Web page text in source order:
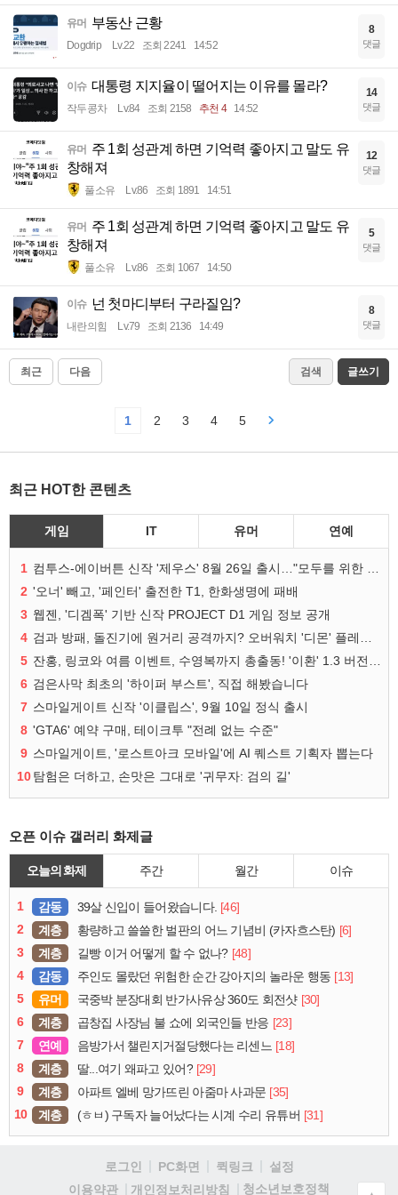
유머 부동산 근황
Dogdrip Lv.22 조회 2241 14:52
8
댓글
이슈 대통령 지지율이 떨어지는 이유를 몰라?
작두콩차 Lv.84 조회 2158 추천 4 14:52
14
댓글
유머 주 1회 성관계 하면 기억력 좋아지고 말도 유
창해져
풀소유 Lv.86 조회 1891 14:51
12
댓글
유머 주 1회 성관계 하면 기억력 좋아지고 말도 유
창해져
풀소유 Lv.86 조회 1067 14:50
5
댓글
이슈 넌 첫마디부터 구라질임?
내란의힘 Lv.79 조회 2136 14:49
8
댓글
최근 다음 검색 글쓰기
1 2 3 4 5
최근 HOT한 콘텐츠
게임 IT 유머 연예
1
2 '오너' 빼고, '페인터' 출전한 T1, 한화생명에 패배
3 웹젠, '디겜폭' 기반 신작 PROJECT D1 게임 정보 공개
4
5
6 검은사막 최초의 '하이퍼 부스트', 직접 해봤습니다
7 스마일게이트 신작 '이클립스', 9월 10일 정식 출시
8 'GTA6' 예약 구매, 테이크투 "전례 없는 수준"
9 스마일게이트, '로스트아크 모바일'에 AI 퀘스트 기획자 뽑는다
10탐험은 더하고, 손맛은 그대로 '귀무자: 검의 길'
오픈 이슈 갤러리 화제글
오늘의 화제 주간 월간 이슈
1 감동 39살 신입이 들어왔습니다. [46]
2
계층 황량하고 쓸쓸한 벌판의 어느 기념비 (카자흐스탄) [6]
3
계층 길빵 이거 어떻게 할 수 없나? [48]
4
감동 주인도 몰랐던 위험한 순간 강아지의 놀라운 행동 [13]
5
유머 국중박 분장대회 반가사유상 360도 회전샷 [30]
6
계층 곱창집 사장님 불 쇼에 외국인들 반응 [23]
7
연예 음방가서 챌린지거절당했다는 리센느 [18]
8
계층 딸...여기 왜파고 있어? [29]
9
계층 아파트 엘베 망가뜨린 아줌마 사과문 [35]
10
계층 (ㅎㅂ) 구독자 늘어났다는 시계 수리 유튜버 [31]
로그인 PC화면 퀵링크
설정
이용약관
개인정보처리방침 청소년보호정책